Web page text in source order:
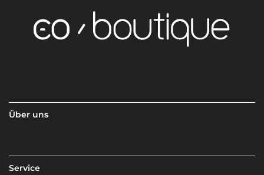
Über uns
Service